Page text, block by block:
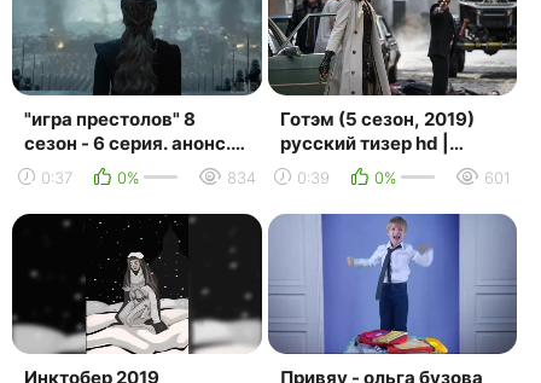
"игра престолов" 8
сезон - 6 серия. анонс.
(эфир 20.05.2019) game
of thron...
0:37 0% 834
Готэм (5 сезон, 2019)
русский тизер hd |
gotham
0:39 0% 601
Инктобер 2019
Привяу - ольга бузова